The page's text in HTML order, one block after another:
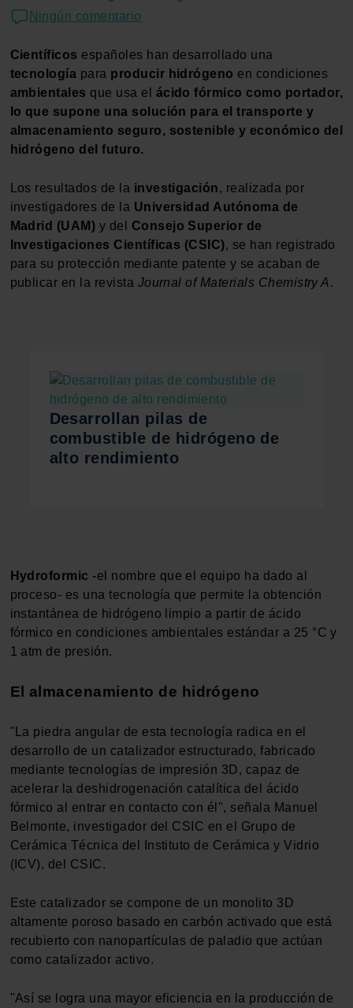
Ningún comentario
Científicos españoles han desarrollado una
tecnología para producir hidrógeno en condiciones
ambientales que usa el ácido fórmico como portador,
lo que supone una solución para el transporte y
almacenamiento seguro, sostenible y económico del
hidrógeno del futuro.
Los resultados de la investigación, realizada por
investigadores de la Universidad Autónoma de
Madrid (UAM) y del Consejo Superior de
Investigaciones Científicas (CSIC), se han registrado
para su protección mediante patente y se acaban de
publicar en la revista Journal of Materials Chemistry A.
Desarrollan pilas de
combustible de hidrógeno de
alto rendimiento
Hydroformic -el nombre que el equipo ha dado al
proceso- es una tecnología que permite la obtención
instantánea de hidrógeno limpio a partir de ácido
fórmico en condiciones ambientales estándar a 25 °C y
1 atm de presión.
El almacenamiento de hidrógeno
"La piedra angular de esta tecnología radica en el
desarrollo de un catalizador estructurado, fabricado
mediante tecnologías de impresión 3D, capaz de
acelerar la deshidrogenación catalítica del ácido
fórmico al entrar en contacto con él", señala Manuel
Belmonte, investigador del CSIC en el Grupo de
Cerámica Técnica del Instituto de Cerámica y Vidrio
(ICV), del CSIC.
Este catalizador se compone de un monolito 3D
altamente poroso basado en carbón activado que está
recubierto con nanopartículas de paladio que actúan
como catalizador activo.
"Así se logra una mayor eficiencia en la producción de